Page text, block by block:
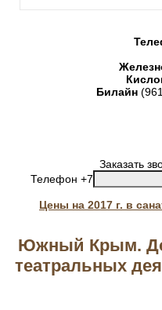
Билайн
Заказать
Телефон +7
Цены на 2017 г. в
Южный Крым.
театральных